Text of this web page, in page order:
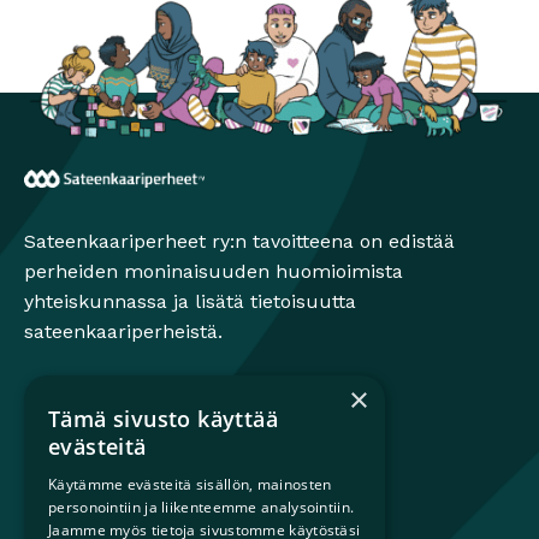
Sateenkaariperheet ry:n tavoitteena on edistää
perheiden moninaisuuden huomioimista
yhteiskunnassa ja lisätä tietoisuutta
sateenkaariperheistä.
Mikä on sateenkaariperhe?
Lapsiperheille
Ammattilaisille
×
Tämä sivusto käyttää
evästeitä
Käytämme evästeitä sisällön, mainosten
personointiin ja liikenteemme analysointiin.
Jaamme myös tietoja sivustomme käytöstäsi